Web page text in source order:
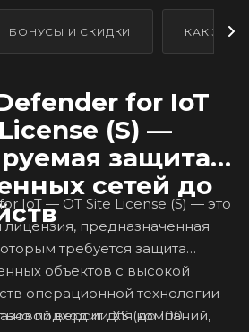
БОНУСЫ И СКИДКИ КАК
for IoT
(S) —
защита
сетей до
IoT — OT Site License (S) — это
предназначенная
требуется защита
объектов с высокой
операционной технологии
версии XS (до 100
подходит для компаний,